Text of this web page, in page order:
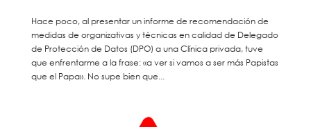
Hace poco, al presentar un informe de recomendación de
medidas de organizativas y técnicas en calidad de Delegado
de Protección de Datos (DPO) a una Clínica privada, tuve
que enfrentarme a la frase: «a ver si vamos a ser más Papistas
que el Papa». No supe bien que...